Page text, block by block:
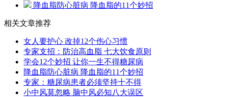
降血脂防心脏病 降血脂的11个妙招
相关文章推荐
女人要护心 改掉12个伤心习惯
专家支招：防治高血脂 七大饮食原则
学会12个妙招 让你一生不得糖尿病
降血脂防心脏病 降血脂的11个妙招
专家：糖尿病患者必须坚持十不得
小中风莫忽略 脑中风必知八大误区